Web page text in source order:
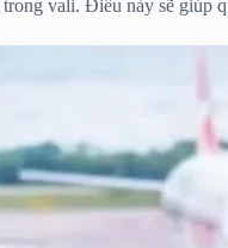
vali. Điều này sẽ giúp